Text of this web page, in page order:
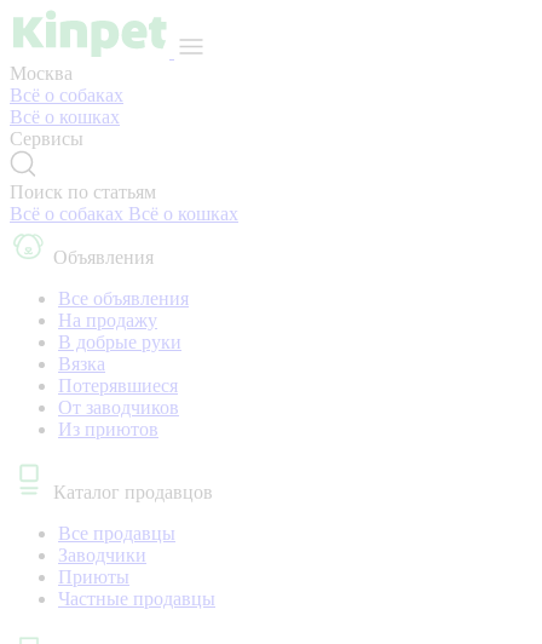
Москва
Всё о собаках
Всё о кошках
Сервисы
Поиск по статьям
Всё о собаках Всё о кошках
Объявления
Все объявления
На продажу
В добрые руки
Вязка
Потерявшиеся
От заводчиков
Из приютов
Каталог продавцов
Все продавцы
Заводчики
Приюты
Частные продавцы